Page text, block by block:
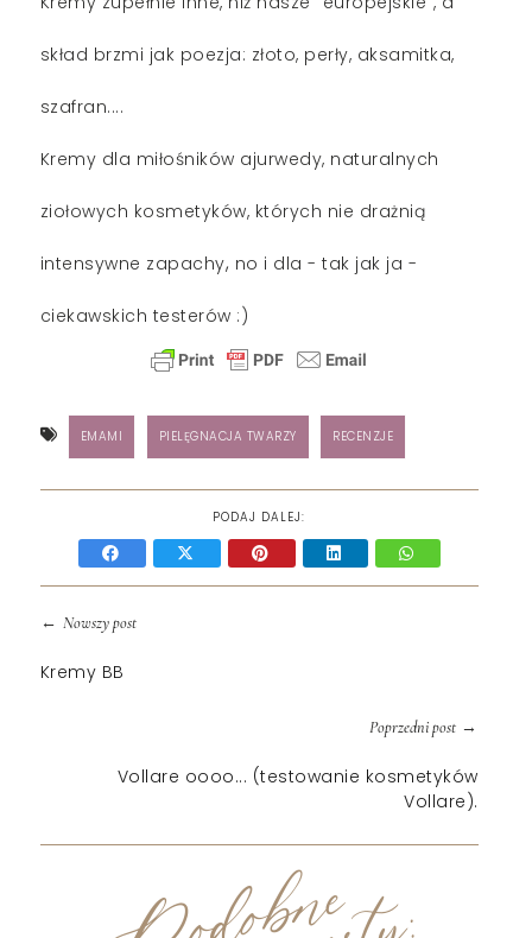
skład brzmi jak poezja: złoto, perły, aksamitka,
szafran....
Kremy dla miłośników ajurwedy, naturalnych
ziołowych kosmetyków, których nie drażnią
intensywne zapachy, no i dla - tak jak ja -
ciekawskich testerów :)
EMAMI PIELĘGNACJA TWARZY RECENZJE
PODAJ DALEJ:
← Nowszy post
Kremy BB
Poprzedni post→
Vollare oooo... (testowanie kosmetyków
Vollare).